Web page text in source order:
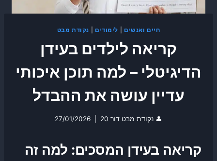
חיים ואנשים לימודים נקודת מבט
קריאה לילדים בעידן
הדיגיטלי – למה תוכן איכותי
עדיין עושה את ההבדל
👤 נקודת מבט דור 20 27/01/2026
קריאה בעידן המסכים: למה זה